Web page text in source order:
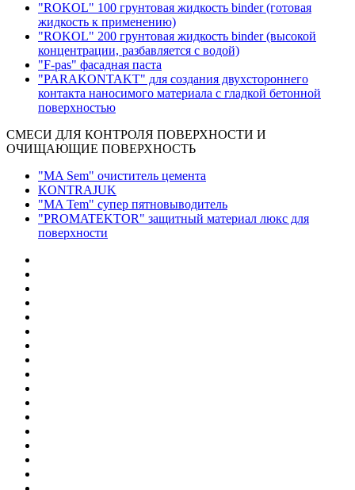
"ROKOL" 100 грунтовая жидкость binder (готовая
жидкость к применению)
"ROKOL" 200 грунтовая жидкость binder (высокой
концентрации, разбавляется с водой)
"F-pas" фасадная паста
"PARAKONTAKT" для создания двухстороннего
контакта наносимого материала с гладкой бетонной
поверхностью
СМЕСИ ДЛЯ КОНТРОЛЯ ПОВЕРХНОСТИ И
ОЧИЩАЮЩИЕ ПОВЕРХНОСТЬ
"MA Sem" очиститель цемента
KONTRAJUK
"MA Tem" супер пятновыводитель
"PROMATEKTOR" защитный материал люкс для
поверхности